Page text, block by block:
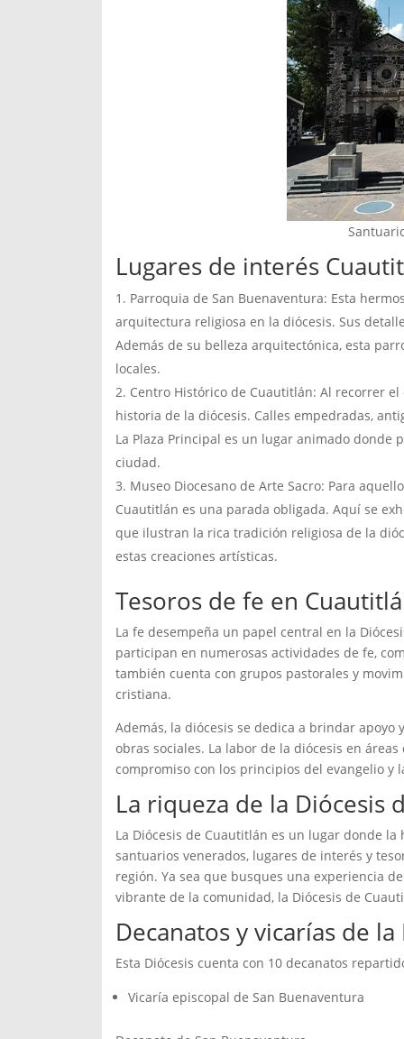
Lugares de interés
Parroquia de San Buenaventura: Esta
arquitectura religiosa en la diócesis. Sus
Además de su belleza arquitectónica, esta
locales.
Centro Histórico de Cuautitlán: Al recorrer
historia de la diócesis. Calles empedradas,
La Plaza Principal es un lugar animado
ciudad.
Museo Diocesano de Arte Sacro: Para
Cuautitlán es una parada obligada. Aquí se
que ilustran la rica tradición religiosa de la
estas creaciones artísticas.
Tesoros de fe en
La fe desempeña un papel central en la
participan en numerosas actividades de fe,
también cuenta con grupos pastorales y
cristiana.
Además, la diócesis se dedica a brindar
obras sociales. La labor de la diócesis en
compromiso con los principios del evangelio
La riqueza de la Diócesis
La Diócesis de Cuautitlán es un lugar donde
santuarios venerados, lugares de interés y
región. Ya sea que busques una experiencia
vibrante de la comunidad, la Diócesis de
Decanatos y vicarías de
Esta Diócesis cuenta con 10 decanatos
Vicaría episcopal de San Buenaventura